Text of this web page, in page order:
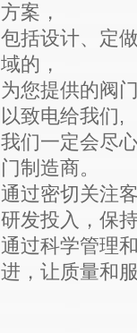
方案，
包括设计、定
域的，
为您提供的阀
以致电给我们,
我们一定会尽
门制造商。
通过密切关注
研发投入，保
通过科学管理
进，让质量和